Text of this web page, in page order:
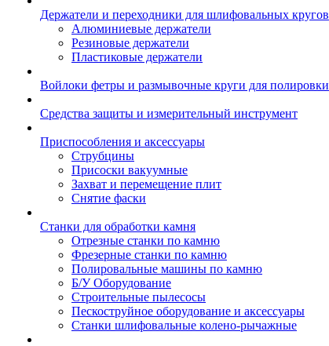
Держатели и переходники для шлифовальных кругов
Алюминиевые держатели
Резиновые держатели
Пластиковые держатели
Войлоки фетры и размывочные круги для полировки
Средства защиты и измерительный инструмент
Приспособления и аксессуары
Струбцины
Присоски вакуумные
Захват и перемещение плит
Снятие фаски
Станки для обработки камня
Отрезные станки по камню
Фрезерные станки по камню
Полировальные машины по камню
Б/У Оборудование
Строительные пылесосы
Пескоструйное оборудование и аксессуары
Станки шлифовальные колено-рычажные